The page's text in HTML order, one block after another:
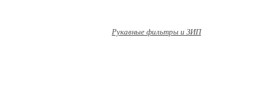
Рукавные фильтры и ЗИП